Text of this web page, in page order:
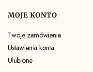
MOJE KONTO
Twoje zamówienia
Ustawienia konta
Ulubione